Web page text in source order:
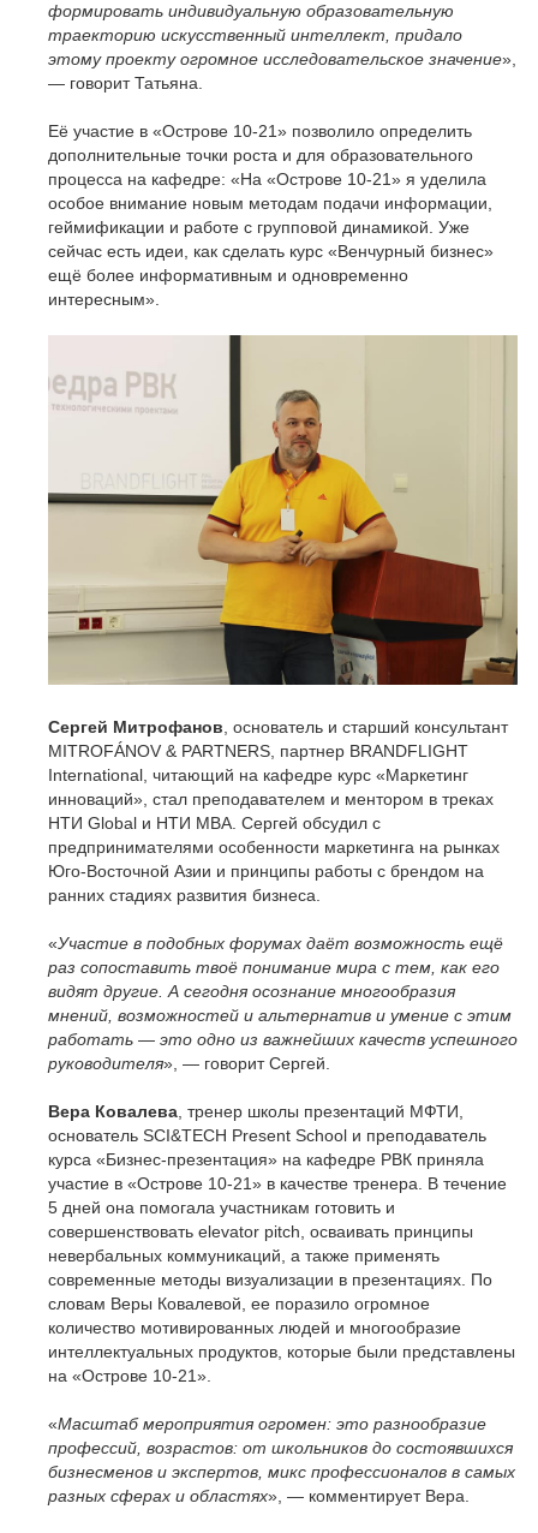
формировать индивидуальную образовательную
траекторию искусственный интеллект, придало
этому проекту огромное исследовательское значение»,
— говорит Татьяна.
Её участие в «Острове 10-21» позволило определить
дополнительные точки роста и для образовательного
процесса на кафедре: «На «Острове 10-21» я уделила
особое внимание новым методам подачи информации,
геймификации и работе с групповой динамикой. Уже
сейчас есть идеи, как сделать курс «Венчурный бизнес»
ещё более информативным и одновременно
интересным».
Сергей Митрофанов , основатель и старший консультант
MITROFÁNOV & PARTNERS, партнер BRANDFLIGHT
International, читающий на кафедре курс «Маркетинг
инноваций», стал преподавателем и ментором в треках
НТИ Global и НТИ МВА. Сергей обсудил с
предпринимателями особенности маркетинга на рынках
Юго-Восточной Азии и принципы работы с брендом на
ранних стадиях развития бизнеса.
«Участие в подобных форумах даёт возможность ещё
раз сопоставить твоё понимание мира с тем, как его
видят другие. А сегодня осознание многообразия
мнений, возможностей и альтернатив и умение с этим
работать — это одно из важнейших качеств успешного
руководителя», — говорит Сергей.
Вера Ковалева , тренер школы презентаций МФТИ,
основатель SCI&TECH Present School и преподаватель
курса «Бизнес-презентация» на кафедре РВК приняла
участие в «Острове 10-21» в качестве тренера. В течение
5 дней она помогала участникам готовить и
совершенствовать elevator pitch, осваивать принципы
невербальных коммуникаций, а также применять
современные методы визуализации в презентациях. По
словам Веры Ковалевой, ее поразило огромное
количество мотивированных людей и многообразие
интеллектуальных продуктов, которые были представлены
на «Острове 10-21».
«Масштаб мероприятия огромен: это разнообразие
профессий, возрастов: от школьников до состоявшихся
бизнесменов и экспертов, микс профессионалов в самых
разных сферах и областях», — комментирует Вера.